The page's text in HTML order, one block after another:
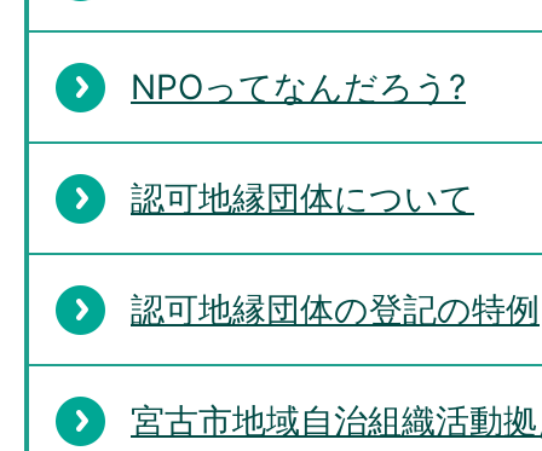
NPOってなんだろう?
認可地縁団体について
認可地縁団体の登記の特例
宮古市地域自治組織活動